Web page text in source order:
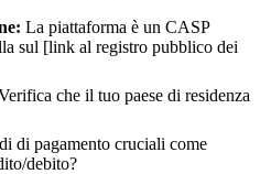
La piattaforma è un CASP
sul [link al registro pubblico dei
che il tuo paese di residenza
di pagamento cruciali come
debito?